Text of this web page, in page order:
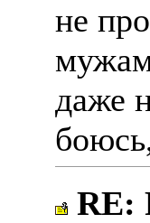
не
даже